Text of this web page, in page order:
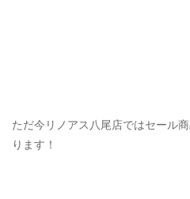
特定商取引法に基づく表記
ただ今リノアス八尾店ではセール
ります！